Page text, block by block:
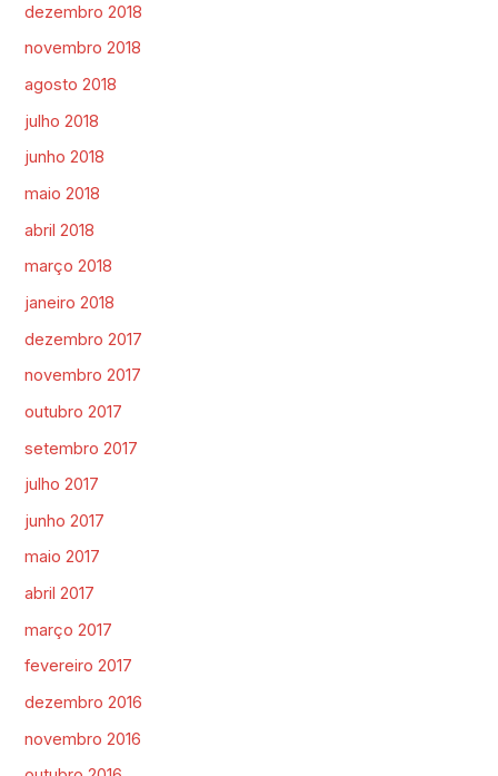
dezembro 2018
novembro 2018
agosto 2018
julho 2018
junho 2018
maio 2018
abril 2018
março 2018
janeiro 2018
dezembro 2017
novembro 2017
outubro 2017
setembro 2017
julho 2017
junho 2017
maio 2017
abril 2017
março 2017
fevereiro 2017
dezembro 2016
novembro 2016